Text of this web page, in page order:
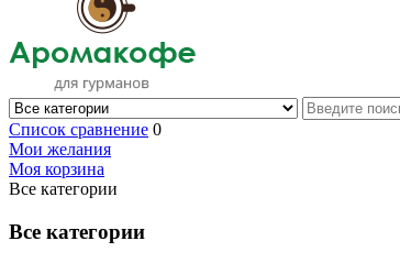
Список сравнение 0
Мои желания
Моя корзина
Все категории
Все категории